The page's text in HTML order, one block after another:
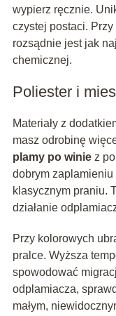
wypierz ręcznie.
czystej postaci.
rozsądnie jest jak
chemicznej.
Poliester i
Materiały z
masz odrobinę
plamy po winiez
dobrym
klasycznym praniu.
działanie
Przy kolorowych
pralce. Wyższa
spowodować
odplamiacza,
małym,